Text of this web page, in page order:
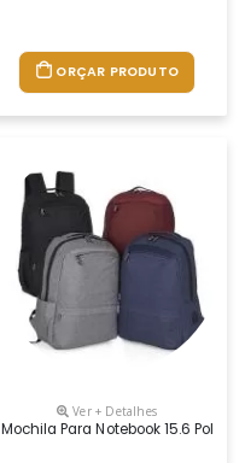
ORÇAR PRODUTO
Ver + Detalhes
Mochila Para Notebook 15.6